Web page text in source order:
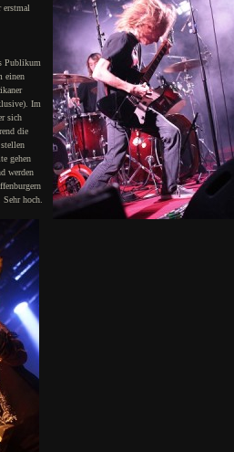
erstmal
Publikum
einen
Im
sich
die
gehen
werden
hoch.